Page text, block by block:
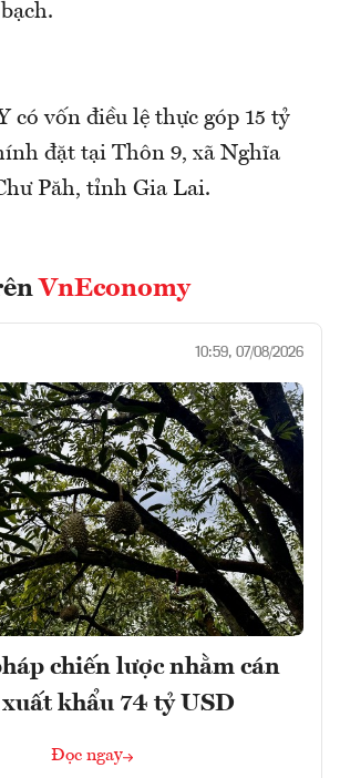
bạch.
có vốn điều lệ thực góp 15 tỷ
đặt tại Thôn 9, xã Nghĩa
Păh, tỉnh Gia Lai.
VnEconomy
10:59, 07/08/2026
chiến lược nhằm cán
khẩu 74 tỷ USD
Đọc ngay